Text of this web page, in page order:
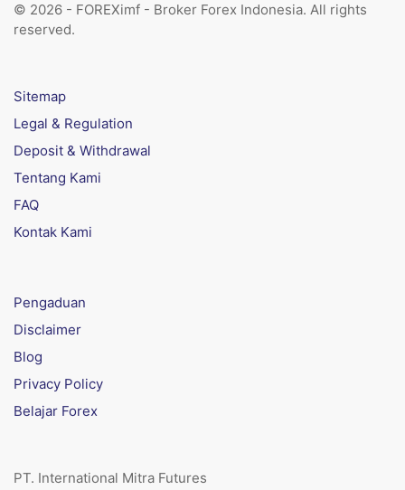
© 2026 - FOREXimf - Broker Forex Indonesia. All rights
reserved.
Sitemap
Legal & Regulation
Deposit & Withdrawal
Tentang Kami
FAQ
Kontak Kami
Pengaduan
Disclaimer
Blog
Privacy Policy
Belajar Forex
PT. International Mitra Futures